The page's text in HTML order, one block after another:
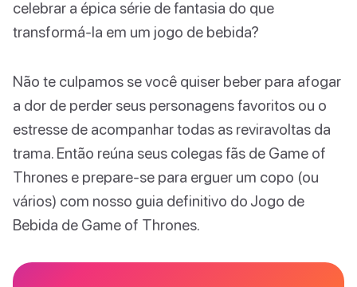
celebrar a épica série de fantasia do que
transformá-la em um jogo de bebida?
Não te culpamos se você quiser beber para afogar
a dor de perder seus personagens favoritos ou o
estresse de acompanhar todas as reviravoltas da
trama. Então reúna seus colegas fãs de Game of
Thrones e prepare-se para erguer um copo (ou
vários) com nosso guia definitivo do Jogo de
Bebida de Game of Thrones.